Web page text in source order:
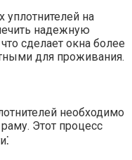
уплотнителей на
надежную
сделает окна более
для проживания.​
необходимо
Этот процесс